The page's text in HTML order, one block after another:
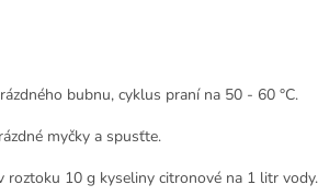
bubnu, cyklus praní na 50 - 60 °C.
myčky a spusťte.
roztoku 10 g kyseliny citronové na 1 litr vody.